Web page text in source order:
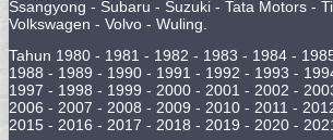
Ssangyong - Subaru - Suzuki - Tata Motors -
Volkswagen - Volvo - Wuling.
Tahun 1980 - 1981 - 1982 - 1983 - 1984 -
1988 - 1989 - 1990 - 1991 - 1992 - 1993 -
1997 - 1998 - 1999 - 2000 - 2001 - 2002 -
2006 - 2007 - 2008 - 2009 - 2010 - 2011 -
2015 - 2016 - 2017 - 2018 - 2019 - 2020 -